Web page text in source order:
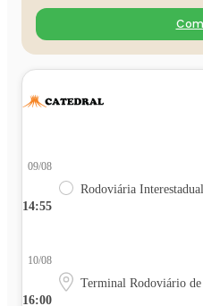
14:55
09/08
Rodoviária Interestadual
16:00
10/08
Terminal Rodoviário de